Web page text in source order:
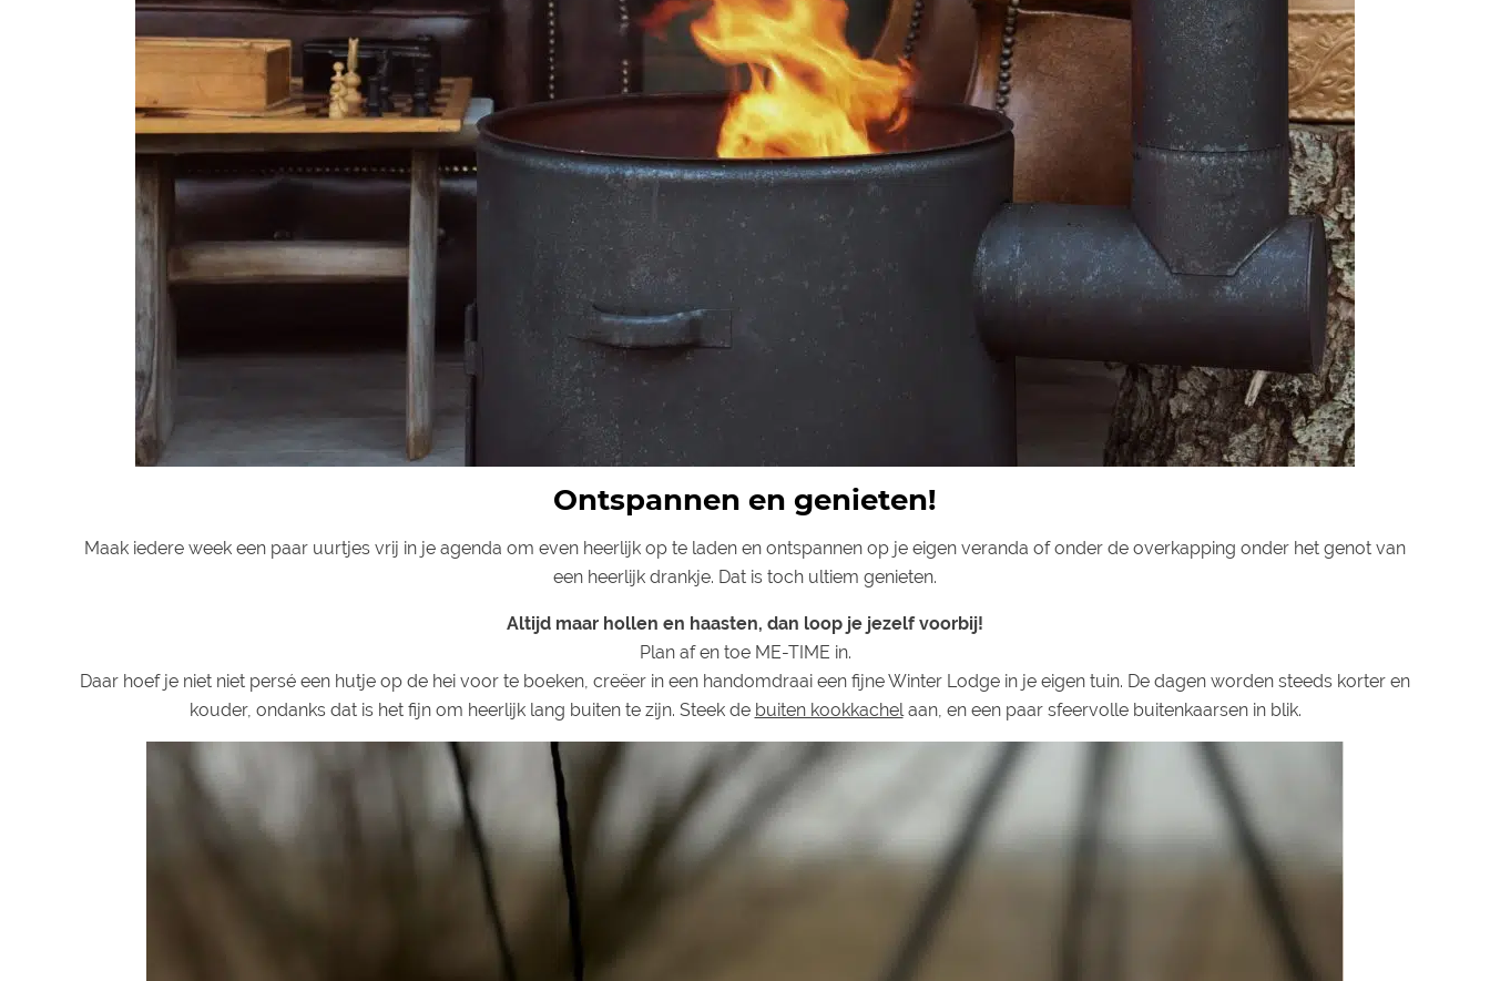
Ontspannen en genieten!
Maak iedere week een paar uurtjes vrij in je agenda om even heerlijk op te laden en ontspannen op je eigen veranda of onder de overkapping onder het genot van
een heerlijk drankje. Dat is toch ultiem genieten.
Altijd maar hollen en haasten, dan loop je jezelf voorbij!
Plan af en toe ME-TIME in.
Daar hoef je niet niet persé een hutje op de hei voor te boeken, creëer in een handomdraai een fijne Winter Lodge in je eigen tuin. De dagen worden steeds korter en
kouder, ondanks dat is het fijn om heerlijk lang buiten te zijn. Steek de buiten kookkachel aan, en een paar sfeervolle buitenkaarsen in blik.